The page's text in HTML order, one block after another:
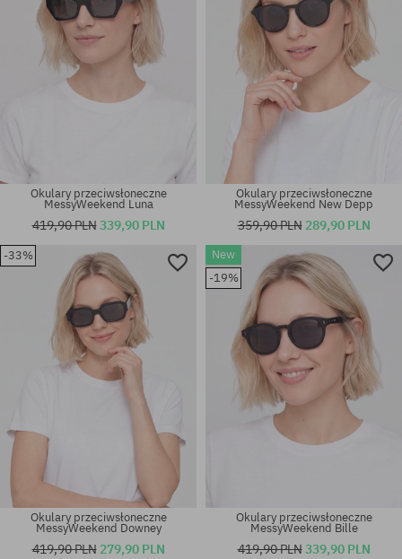
rozmiar uniwersalny rozmiar uniwersalny
Okulary przeciwsłoneczne
MessyWeekend Luna
419,90 PLN339,90 PLN
Okulary przeciwsłoneczne
MessyWeekend New Depp
359,90 PLN 289,90 PLN
-33%
Okulary przeciwsłoneczne
MessyWeekend Downey
419,90 PLN 279,90 PLN
New
-19%
Okulary przeciwsłoneczne
MessyWeekend Bille
419,90 PLN339,90 PLN